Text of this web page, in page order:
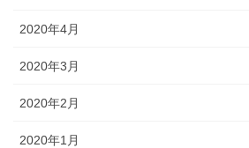
2020年4月
2020年3月
2020年2月
2020年1月